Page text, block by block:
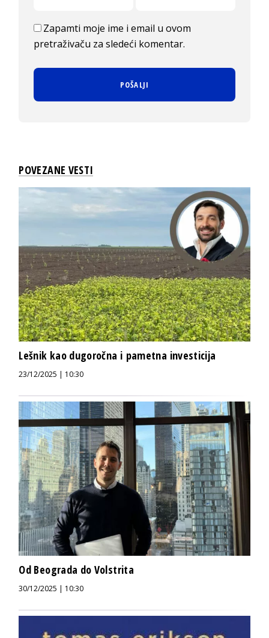
Zapamti moje ime i email u ovom
pretraživaču za sledeći komentar.
POVEZANE VESTI
Lešnik kao dugoročna i pametna investicija
23/12/2025 | 10:30
Od Beograda do Volstrita
30/12/2025 | 10:30